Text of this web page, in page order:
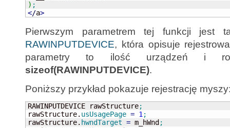
) ;
</a>
Pierwszym parametrem tej funkcji jest
RAWINPUTDEVICE, która opisuje
parametry to ilość urządzeń i
sizeof(RAWINPUTDEVICE).
Poniższy przykład pokazuje rejestrację
RAWINPUTDEVICE rawStructure;
rawStructure. usUsagePage = 1;
rawStructure. hwndTarget = m_hWnd ;